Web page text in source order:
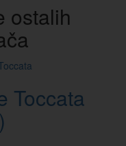
ostalih
Toccata